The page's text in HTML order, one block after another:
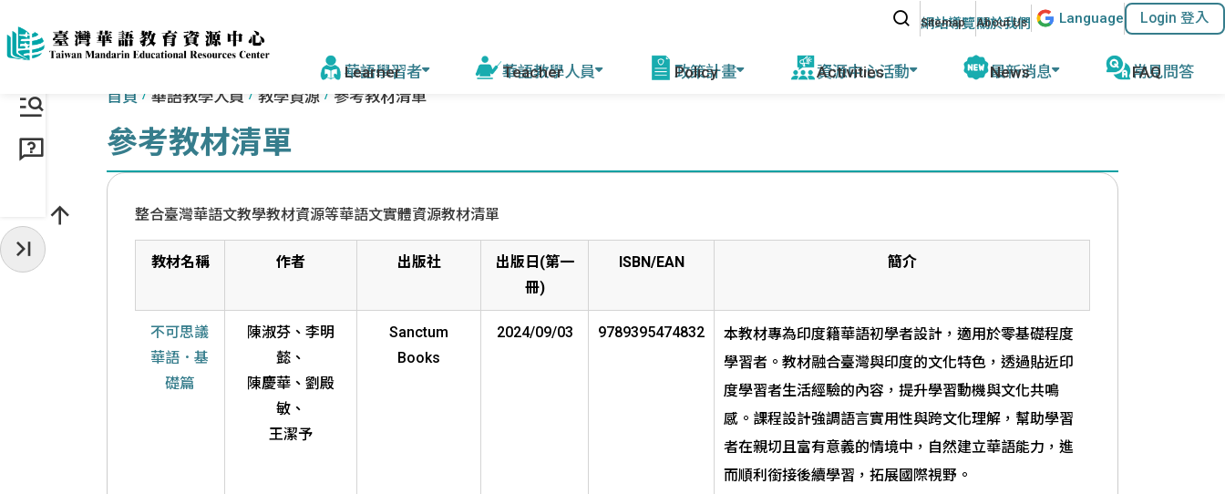
跳到主要內容區塊
站內搜尋
網站導覽關於我們 Language Login 登入
華語學習者
來臺步驟
為什麼選臺灣
為什麼選臺灣
華語文能力測驗快
篩系統
華語教學人員
各校培訓
其他網站資源
赴外華師 駐外教育組
政策計畫
來臺研習團 執行成果
資源中心活動 最新消息 常見問答
首頁 華語教學人員 教學資源 參考教材清單
參考教材清單
整合臺灣華語文教學教材資源等華語文實體資源教材清單
教材名稱 作者 出版社
出版日(第一
冊)
ISBN/EAN 簡介
不可思議
華語．基
礎篇
陳淑芬、李明
懿、
陳慶華、劉殿
敏、
王潔予
Sanctum
Books
2024/09/03 9789395474832
本教材專為印度籍華語初學者設計，適用於零基礎程度
學習者。教材融合臺灣與印度的文化特色，透過貼近印
度學習者生活經驗的內容，提升學習動機與文化共鳴
感。課程設計強調語言實用性與跨文化理解，幫助學習
者在親切且富有意義的情境中，自然建立華語能力，進
而順利銜接後續學習，拓展國際視野。
收起常用服務